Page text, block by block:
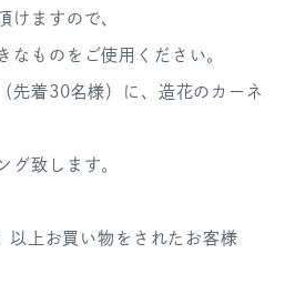
けますので、
なものをご使用ください。
先着30名様）に、造花のカーネ
グ致します。
上お買い物をされたお客様